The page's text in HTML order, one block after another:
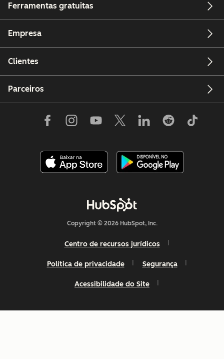
Ferramentas gratuitas
Empresa
Clientes
Parceiros
Copyright © 2026 HubSpot, Inc.
Centro de recursos jurídicos
Política de privacidade Segurança
Acessibilidade do Site